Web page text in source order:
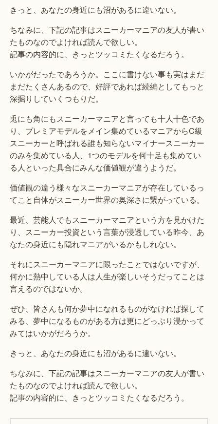
きっと、あなたの身近にも沼があるに違いない。
ちなみに、下記の記事はスニーカーマニアの友人が書い
たものなのでよければ読んで欲しい。
記事の内容的に、きっとツッコミたくなるだろう。
いかがだったであろうか。ここに書けない事も実はまだ
まだたくさんあるので、好評であれば続編としてもっと
深掘りしていくつもりだ。
兎にも角にもスニーカーマニアと言っても十人十色であ
り、プレミアモデルをメイン集めているマニアからC級
スニーカーと呼ばれる誰も知らないマイナースニーカー
のみを集めている人、1つのモデルを何十足も集めてい
る人といった具合にみんな価値観が違うようだ。
価値観の違う様々なスニーカーマニアが存在しているっ
てこと自体がスニーカー世界の奥深さに繋がっている。
最近、芸能人でもスニーカーマニアという方を見かけた
り、スニーカー投資という言葉が浸透している昨今、あ
なたの身近にも隠れマニアがいるかもしれない。
それにスニーカーマニアに限ったことではないですが、
何かに熱中している人は人生が楽しいそうだってことは
言えるのではないか。
ぜひ、皆さんも何か夢中になれるものがなければ探して
みる、夢中になるものがある方は更にどっぷり浸かって
みてはいかがだろうか。
きっと、あなたの身近にも沼があるに違いない。
ちなみに、下記の記事はスニーカーマニアの友人が書い
たものなのでよければ読んで欲しい。
記事の内容的に、きっとツッコミたくなるだろう。